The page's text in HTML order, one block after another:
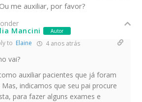
me auxiliar, por favor?
Mancini
Autor
to Elaine 4 anos atrás
vai?
auxiliar pacientes que já foram
indicamos que seu pai procure
para fazer alguns exames e